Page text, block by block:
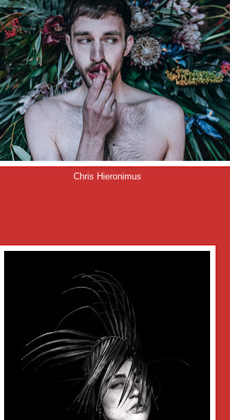
Chris Hieronimus